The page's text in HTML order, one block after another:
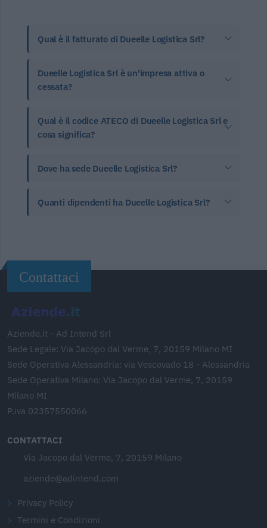
Qual è il fatturato di Dueelle Logistica Srl?
Dueelle Logistica Srl è un'impresa attiva o
cessata?
Qual è il codice ATECO di Dueelle Logistica Srl e
cosa significa?
Dove ha sede Dueelle Logistica Srl?
Quanti dipendenti ha Dueelle Logistica Srl?
Contattaci
Aziende.it - Ad Intend Srl
Sede Legale: Via Jacopo dal Verme, 7, 20159 Milano MI
Sede Operativa Alessandria: via Vescovado 18 - Alessandria
Sede Operativa Milano: Via Jacopo dal Verme, 7, 20159
Milano MI
P.iva 02357550066
CONTATTACI
Via Jacopo dal Verme, 7, 20159 Milano
aziende@adintend.com
Privacy Policy
Termini e Condizioni